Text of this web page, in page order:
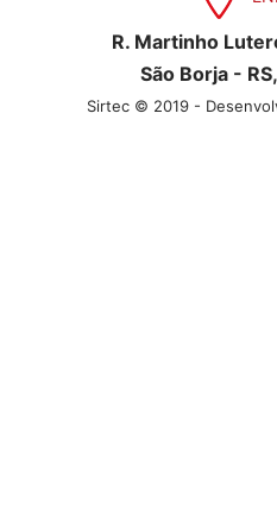
R. Martinho
São Borja -
Sirtec © 2019 -